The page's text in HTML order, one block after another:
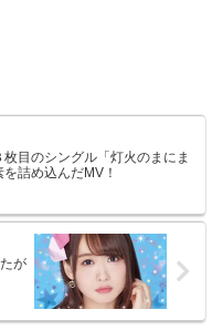
目のシングル「灯火のまにま
詰め込んだMV！
が